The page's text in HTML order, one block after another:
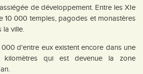
de développement. Entre les XIe
10 000 temples, pagodes et monastères
la ville.
d'entre eux existent encore dans une
qui est devenue la zone